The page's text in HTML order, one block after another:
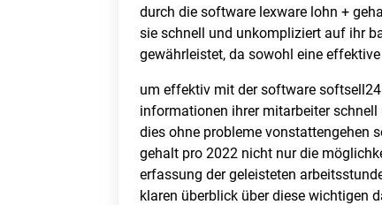
durch die software lexware lohn +
sie schnell und unkompliziert auf ihr
gewährleistet, da sowohl eine
um effektiv mit der software
informationen ihrer mitarbeiter
dies ohne probleme vonstattengehen
gehalt pro 2022 nicht nur die
erfassung der geleisteten
klaren überblick über diese wichtigen